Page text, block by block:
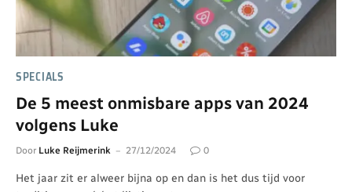
SPECIALS
De 5 meest onmisbare apps van 2024
volgens Luke
Door Luke Reijmerink 27/12/2024 0
Het jaar zit er alweer bijna op en dan is het dus tijd voor